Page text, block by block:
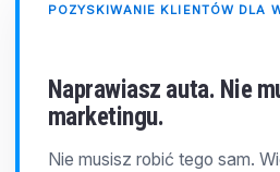
POZYSKIWANIE KLIENTÓW DLA
Naprawiasz auta. Nie
marketingu.
Nie musisz robić tego sam.